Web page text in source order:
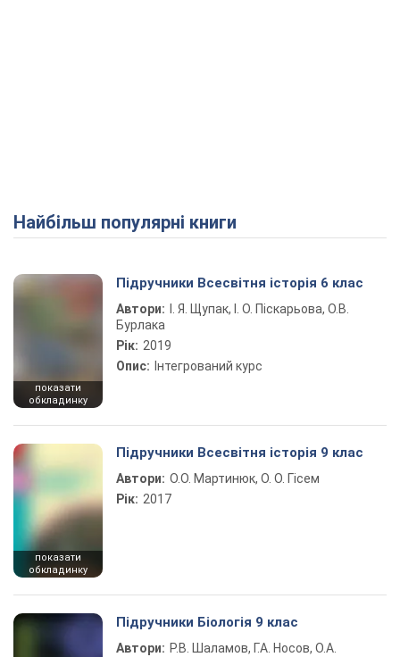
Найбільш популярні книги
показати
обкладинку
Підручники Всесвітня історія 6 клас
Автори:
І. Я. Щупак, І. О. Піскарьова, О.В.
Бурлака
Рік: 2019
Опис: Інтегрований курс
показати
обкладинку
Підручники Всесвітня історія 9 клас
Автори: О.О. Мартинюк, О. О. Гісем
Рік: 2017
Підручники Біологія 9 клас
Автори: Р.В. Шаламов, Г.А. Носов, О.А.